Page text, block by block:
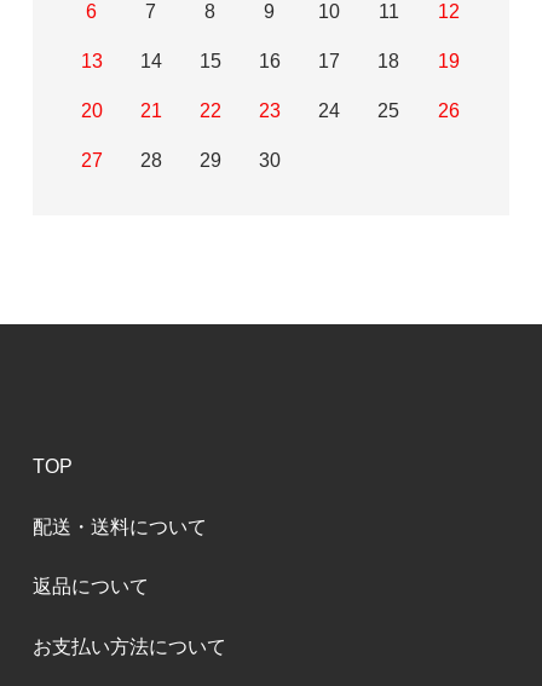
6 7 8 9 10 11 12
13 14 15 16 17 18 19
20 21 22 23 24 25 26
27 28 29 30
TOP
配送・送料について
返品について
お支払い方法について